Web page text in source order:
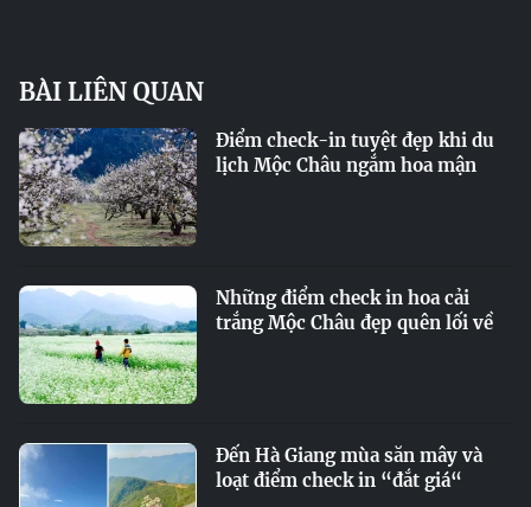
BÀI LIÊN QUAN
Điểm check-in tuyệt đẹp khi du
lịch Mộc Châu ngắm hoa mận
Những điểm check in hoa cải
trắng Mộc Châu đẹp quên lối về
Đến Hà Giang mùa săn mây và
loạt điểm check in “đắt giá“